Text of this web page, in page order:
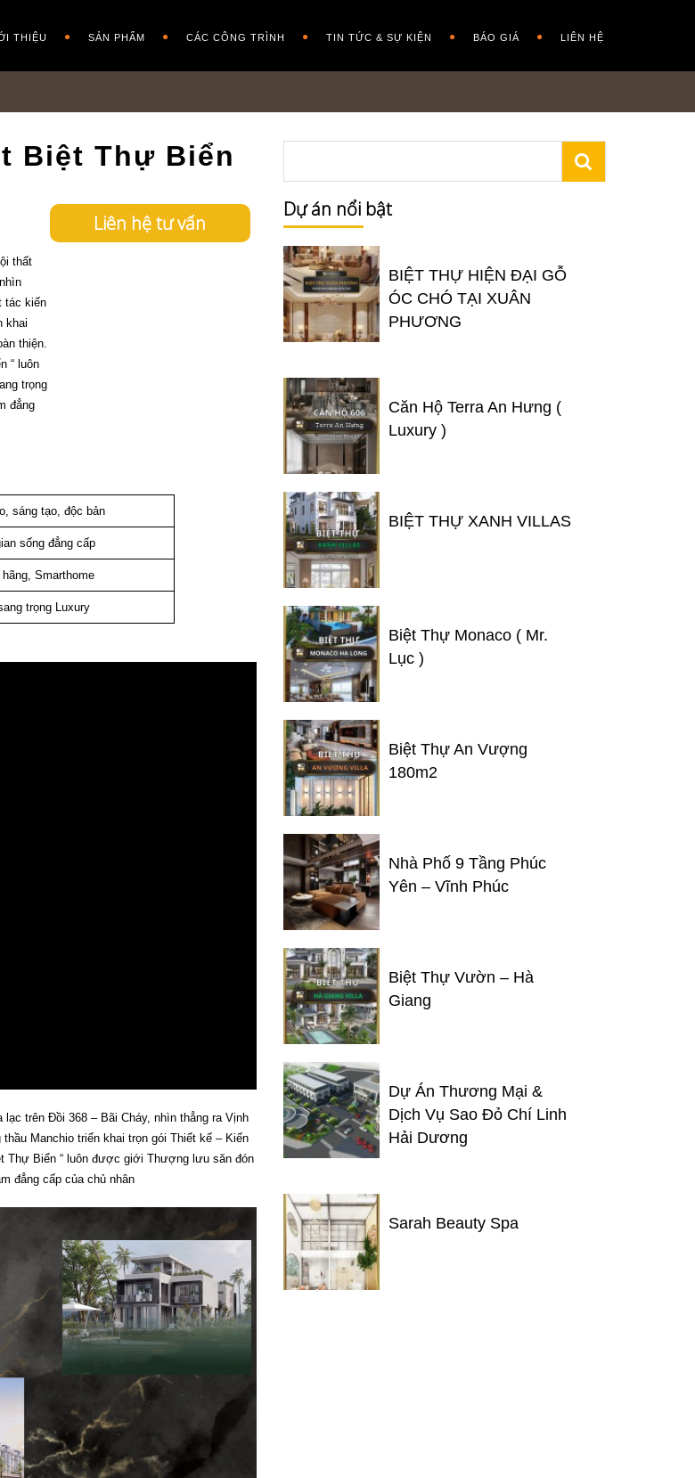
THIỆU SẢN PHẨM CÁC CÔNG TRÌNH TIN TỨC & SỰ KIỆN BÁO GIÁ LIÊN HỆ
Biệt Thự Biển
thất
tác kiến
khai
thiện.
“ luôn
trọng
đẳng
Liên hệ tư vấn
sáng tạo, độc bản
sống đẳng cấp
Smarthome
trọng Luxury
trên Đồi 368 – Bãi Cháy, nhìn thẳng ra Vịnh
Manchio triển khai trọn gói Thiết kế – Kiến
Thự Biển “ luôn được giới Thượng lưu săn đón
đẳng cấp của chủ nhân
Dự án nổi bật
BIỆT THỰ HIỆN ĐẠI GỖ
ÓC CHÓ TẠI XUÂN
PHƯƠNG
Căn Hộ Terra An Hưng (
Luxury )
BIỆT THỰ XANH VILLAS
Biệt Thự Monaco ( Mr.
Lục )
Biệt Thự An Vượng
180m2
Nhà Phố 9 Tầng Phúc
Yên – Vĩnh Phúc
Biệt Thự Vườn – Hà
Giang
Dự Án Thương Mại &
Dịch Vụ Sao Đỏ Chí Linh
Hải Dương
Sarah Beauty Spa